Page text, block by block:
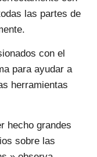
las partes de
con el
para ayudar a
herramientas
hecho grandes
sobre las